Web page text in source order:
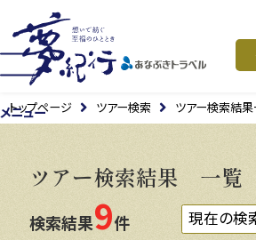
メニュー
トップページ ツアー検索 ツアー検索結
ツアー検索結果 一覧
検索結果9件 現在の検